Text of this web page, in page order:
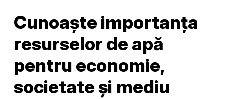
Cunoaște importanța
resurselor de apă
pentru economie,
societate și mediu